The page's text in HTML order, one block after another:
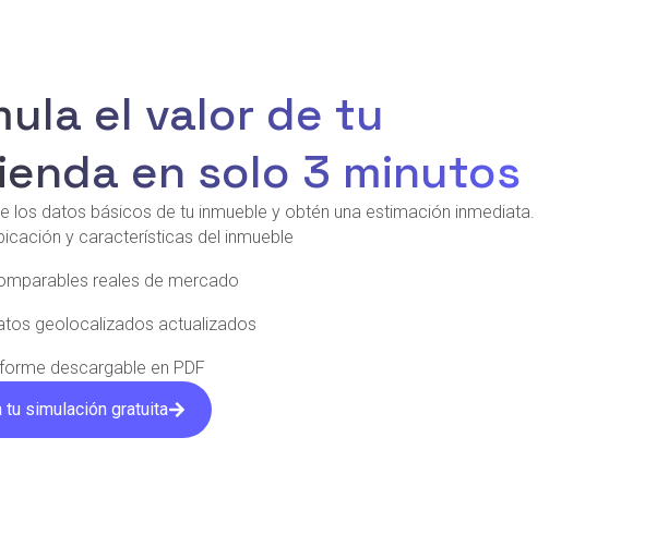
el valor de tu
en solo 3 minutos
los datos básicos de tu inmueble y obtén una estimación inmediata.
y características del inmueble
reales de mercado
geolocalizados actualizados
descargable en PDF
tu simulación gratuita